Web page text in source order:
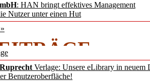
: HAN bringt effektives Management
Nutzer unter einen Hut
Verlage: Unsere eLibrary in neuem
Benutzeroberfläche!
3 / 2024 als PDF